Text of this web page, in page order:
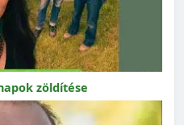
zöldítése